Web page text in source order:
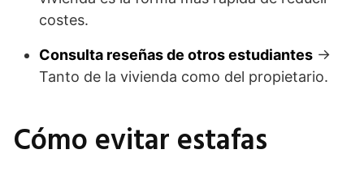
costes.
Consulta reseñas de otros estudiantes →
Tanto de la vivienda como del propietario.
Cómo evitar estafas